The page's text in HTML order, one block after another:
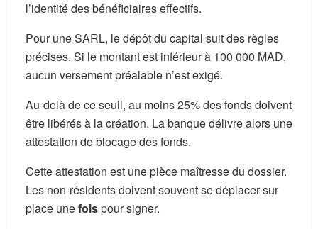
l’identité des bénéficiaires effectifs.
Pour une SARL, le dépôt du capital suit des règles
précises. Si le montant est inférieur à 100 000 MAD,
aucun versement préalable n’est exigé.
Au-delà de ce seuil, au moins 25% des fonds doivent
être libérés à la création. La banque délivre alors une
attestation de blocage des fonds.
Cette attestation est une pièce maîtresse du dossier.
Les non-résidents doivent souvent se déplacer sur
place unefoispour signer.